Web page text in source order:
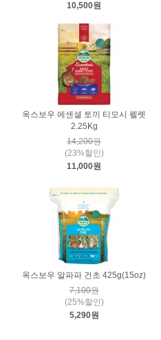
10,500원
옥스보우 에센셜 토끼 티모시 펠렛
2.25Kg
14,200원
(23%할인)
11,000원
옥스보우 알파파 건초 425g(15oz)
7,100원
(25%할인)
5,290원